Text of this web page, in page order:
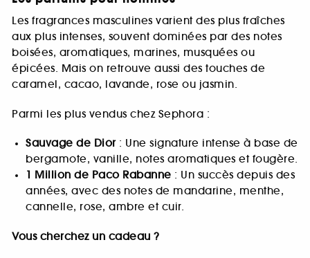
Les fragrances masculines varient des plus fraîches
aux plus intenses, souvent dominées par des notes
boisées, aromatiques, marines, musquées ou
épicées. Mais on retrouve aussi des touches de
caramel, cacao, lavande, rose ou jasmin.
Parmi les plus vendus chez Sephora :
Sauvage de Dior: Une signature intense à base de
bergamote, vanille, notes aromatiques et fougère.
1 Million de Paco Rabanne : Un succès depuis des
années, avec des notes de mandarine, menthe,
cannelle, rose, ambre et cuir.
Vous cherchez un cadeau ?